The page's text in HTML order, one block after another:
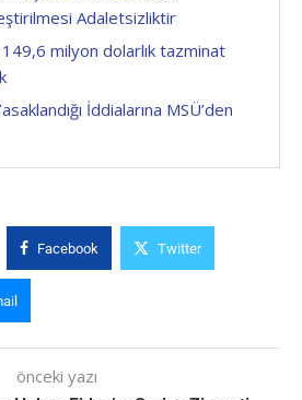
Adaletsizliktir
milyon dolarlık tazminat
İddialarına MSÜ’den
Facebook Twitter
önceki yazı